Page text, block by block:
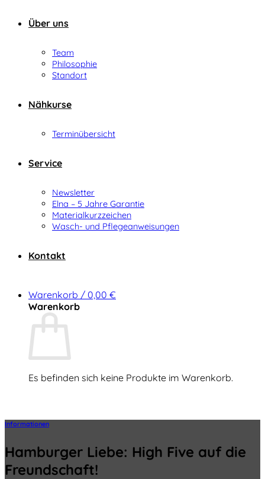
Über uns
Team
Philosophie
Standort
Nähkurse
Terminübersicht
Service
Newsletter
Elna – 5 Jahre Garantie
Materialkurzzeichen
Wasch- und Pflegeanweisungen
Kontakt
Warenkorb / 0,00 €
Warenkorb
Es befinden sich keine Produkte im Warenkorb.
Informationen
Hamburger Liebe: High Five auf die
Freundschaft!